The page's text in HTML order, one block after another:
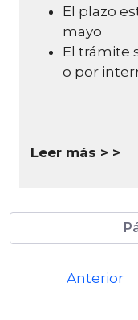
El plazo
mayo
El trámite
o por
Leer más >
Anterior